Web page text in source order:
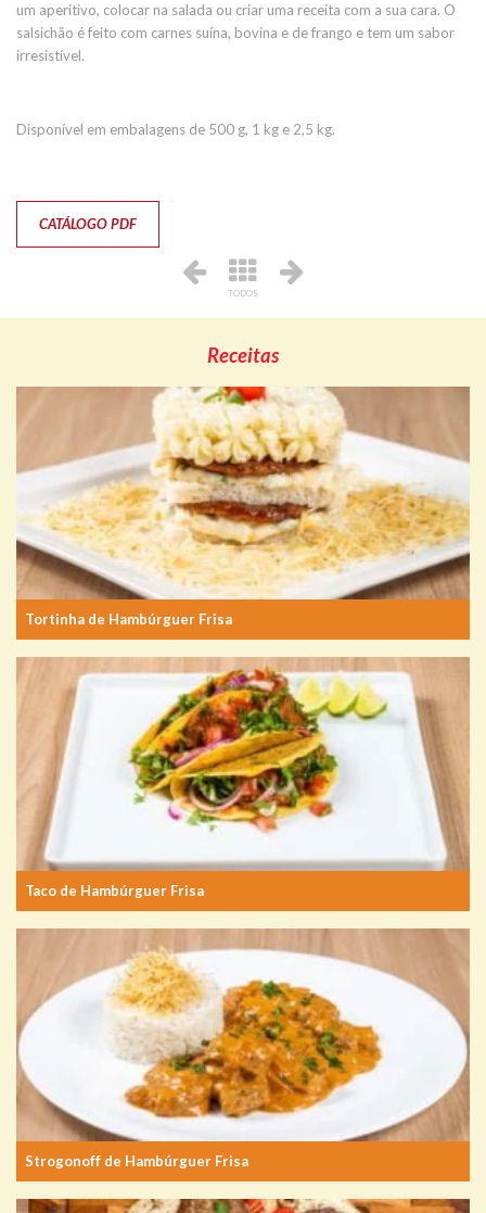
um aperitivo, colocar na salada ou criar uma receita com a sua cara. O
salsichão é feito com carnes suína, bovina e de frango e tem um sabor
irresistível.
Disponível em embalagens de 500 g, 1 kg e 2,5 kg.
CATÁLOGO PDF
TODOS
Receitas
Tortinha de Hambúrguer Frisa
Taco de Hambúrguer Frisa
Strogonoff de Hambúrguer Frisa